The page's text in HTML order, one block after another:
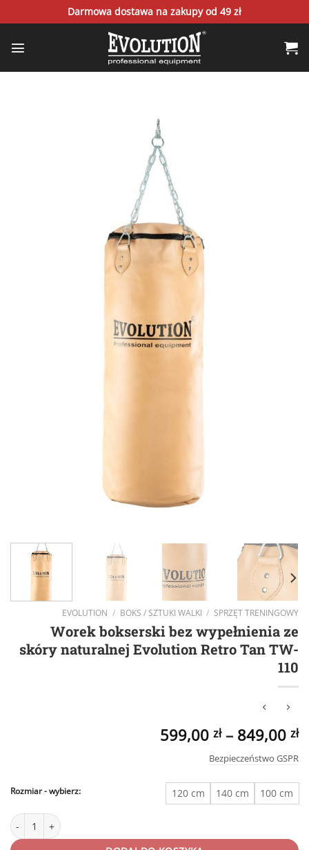
to
Darmowa dostawa na zakupy od 49 zł
EVOLUTION / BOKS / SZTUKI WALKI / SPRZĘT TRENINGOWY
Worek bokserski bez wypełnienia ze
skóry naturalnej Evolution Retro Tan TW-
110
599,00 zł– 849,00 zł
Bezpieczeństwo GSPR
Rozmiar 120 cm 140 cm 100 cm
ilość Worek bokserski bez wypełnienia ze skóry naturalnej Evolution